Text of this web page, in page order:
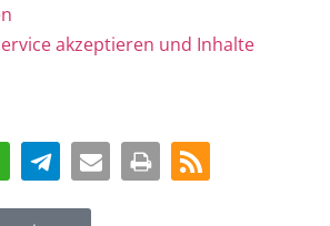
akzeptieren und Inhalte